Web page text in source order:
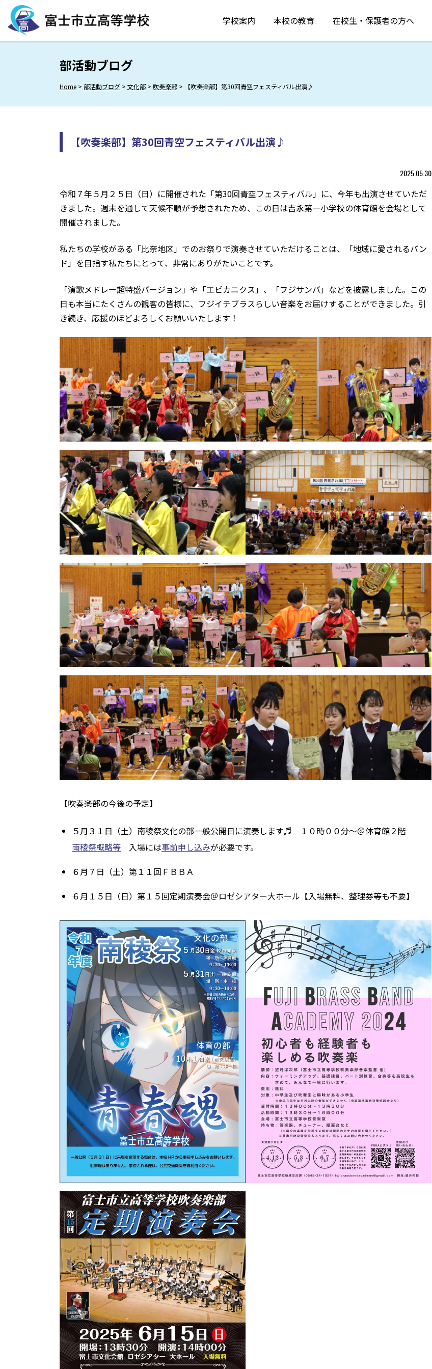
Skip
content
学校案内 本校の教育 在校生・保護者の方へ
部活動ブログ
Home > 部活動ブログ > 文化部 > 吹奏楽部 > 【吹奏楽部】第30回青空フェスティバル出演♪
【吹奏楽部】第30回青空フェスティバル出演♪
2025.05.30
令和７年５月２５日（日）に開催された「第30回青空フェスティバル」に、今年も出演させていただ
きました。週末を通して天候不順が予想されたため、この日は吉永第一小学校の体育館を会場として
開催されました。
私たちの学校がある「比奈地区」でのお祭りで演奏させていただけることは、「地域に愛されるバン
ド」を目指す私たちにとって、非常にありがたいことです。
「演歌メドレー超特盛バージョン」や「エビカニクス」、「フジサンバ」などを披露しました。この
日も本当にたくさんの観客の皆様に、フジイチブラスらしい音楽をお届けすることができました。引
き続き、応援のほどよろしくお願いいたします！
【吹奏楽部の今後の予定】
５月３１日（土）南稜祭文化の部一般公開日に演奏します♬ １０時００分～＠体育館２階
南稜祭概略等 入場には事前申し込みが必要です。
６月７日（土）第１１回ＦＢＢＡ
６月１５日（日）第１５回定期演奏会＠ロゼシアター大ホール【入場無料、整理券等も不要】